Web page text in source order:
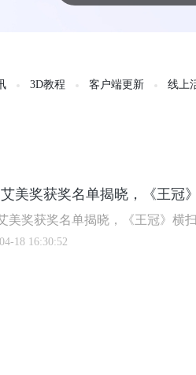
3D教程 客户端更新 线上
美奖获奖名单揭晓，《王冠
美奖获奖名单揭晓，《王冠》横
18 16:30:52